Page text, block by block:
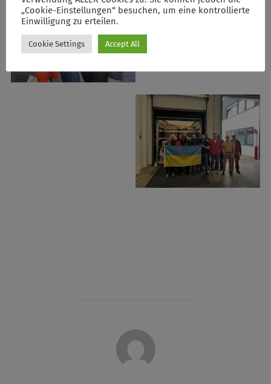
POST AUTHOR
„Cookie-Einstellungen“ besuchen, um eine kontrollierte
Einwilligung zu erteilen.
Cookie Settings Accept All